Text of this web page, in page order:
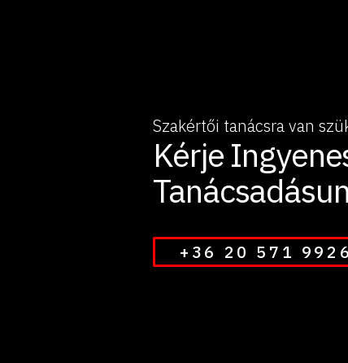
Szakértői tanácsra van
Kérje
+36 20 571 9926